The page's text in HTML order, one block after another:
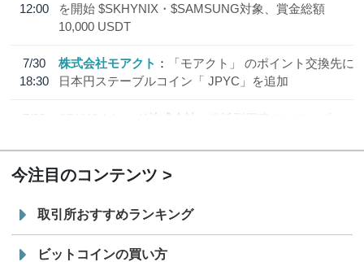
12:00
を開始 $SKHYNIX・$SAMSUNG対象、賞金総額
10,000 USDT
7/30
18:30
株式会社モアクト
「モアクト」 のポイント交換先に
日本円ステーブルコイン「 JPYC」を追加
7/29
SBI VCトレード株式会社
信託型円建てステーブル
今注目のコンテンツ
取引所おすすめランキング
ビットコインの買い方